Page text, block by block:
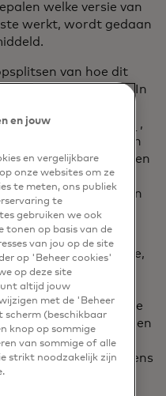
welke versie van
werkt, wordt gedaan
van hoe dit
In
met meerdere
eencontrolegroep
,
B-test, gaan we een
meerdere ervaringen
en meerdere
die A/B-getest kunnen
presterende.
van eenvoudige,
waarbij IF/Then-
aan te
geprogrammeerde
om deze ervaringen
valideren bij het
opens in a new tab
, en vervolgens
en jouw
en vergelijkbare
onze websites om ze
te meten, ons publiek
te
gebruiken we ook
tonen op basis van de
van jou op de site
op 'Beheer cookies'
op deze site
altijd jouw
met de 'Beheer
(beschikbaar
knop op sommige
van sommige of alle
strikt noodzakelijk zijn